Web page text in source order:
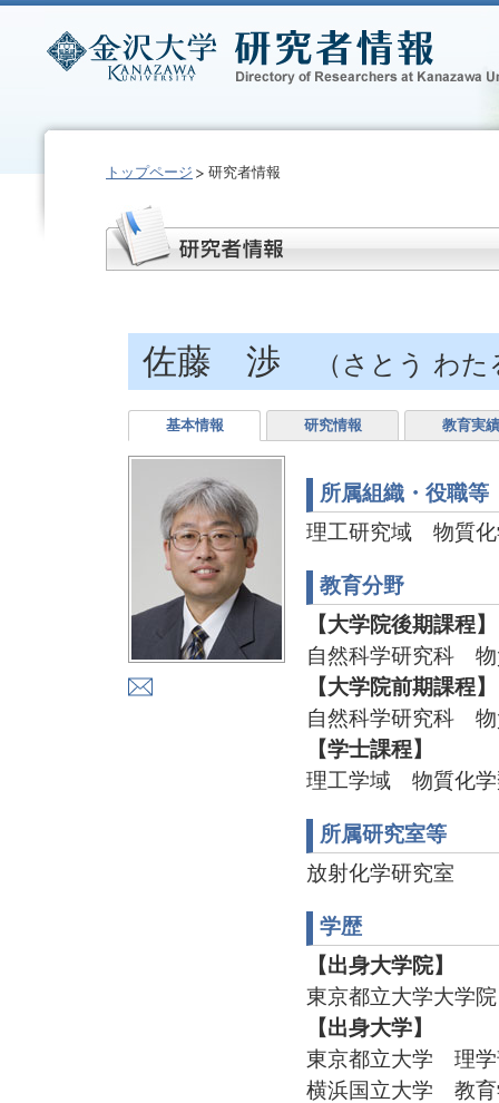
トップページ 研究者情報
佐藤 渉 （さとう わた
基本情報 研究情報 教育実績
所属組織・役職等
理工研究域 物質化
教育分野
【大学院後期課程】
自然科学研究科 物
【大学院前期課程】
自然科学研究科 物
【学士課程】
理工学域 物質化
所属研究室等
放射化学研究室
学歴
【出身大学院】
東京都立大学大
【出身大学】
東京都立大学 理
横浜国立大学 教